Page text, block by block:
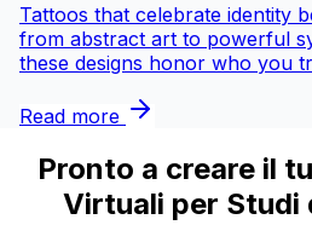
Tattoos that celebrate identity
from abstract art to powerful
these designs honor who you
Read more
Pronto a creare il
Virtuali per Studi